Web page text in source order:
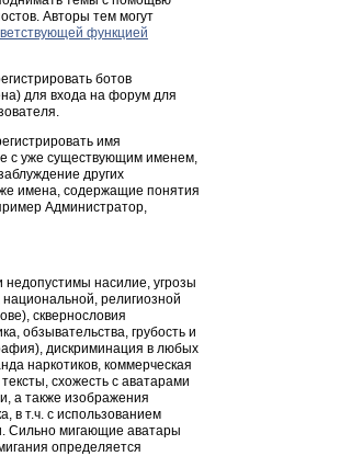
Авторы тем могут
функцией
ботов
для входа на форум для
имя
с уже существующим именем,
других
имена, содержащие понятия
Администратор,
насилие, угрозы
религиозной
сквернословия
обзывательства, грубость и
дискриминация в любых
наркотиков, коммерческая
схожесть с аватарами
а также изображения
в т.ч. с использованием
Сильно мигающие аватары
определяется